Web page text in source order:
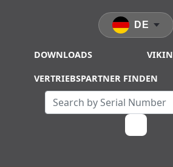
DOWNLOADS
VERTRIEBSPARTNER FINDEN
DE